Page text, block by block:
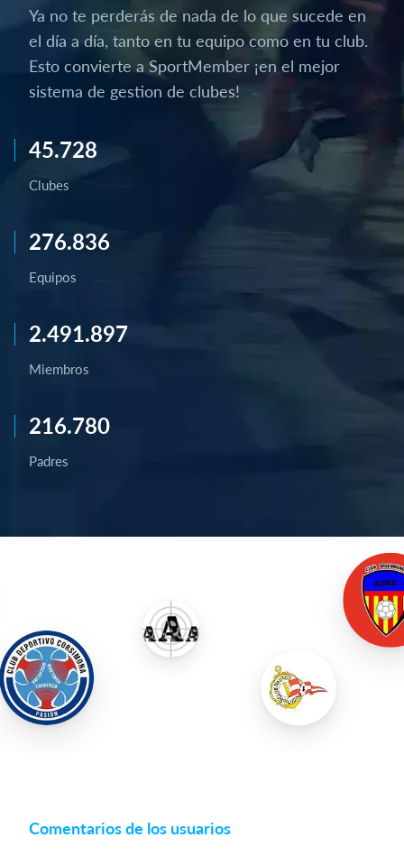
Ya no te perderás de nada de lo que sucede en
el día a día, tanto en tu equipo como en tu club.
Esto convierte a SportMember ¡en el mejor
sistema de gestion de clubes!
45.728
Clubes
276.836
Equipos
2.491.897
Miembros
216.780
Padres
Comentarios de los usuarios